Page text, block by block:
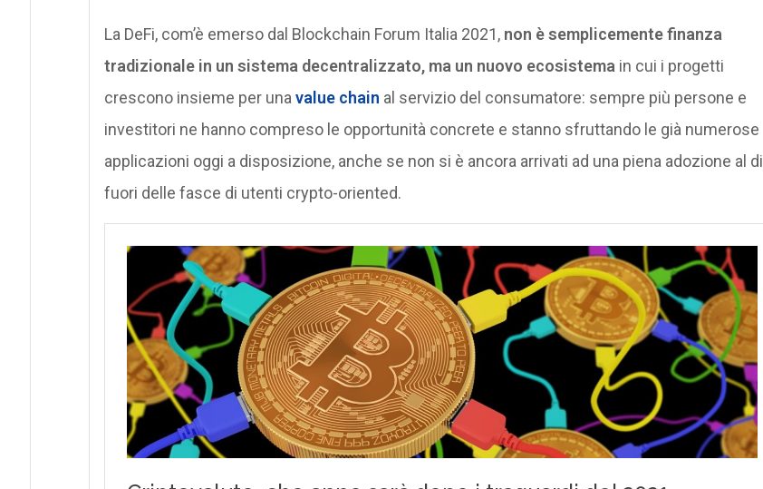
La DeFi, com’è emerso dal Blockchain Forum Italia 2021, non è semplicemente finanza
tradizionale in un sistema decentralizzato, ma un nuovo ecosistema in cui i progetti
crescono insieme per una value chain al servizio del consumatore: sempre più persone e
investitori ne hanno compreso le opportunità concrete e stanno sfruttando le già numerose
applicazioni oggi a disposizione, anche se non si è ancora arrivati ad una piena adozione al di
fuori delle fasce di utenti crypto-oriented.